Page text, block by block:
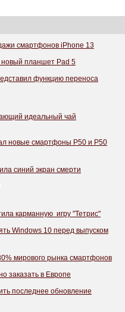
смартфонов iPhone 13
новый планшет Pad 5
функцию переноса
идеальный чай
новые смартфоны P50 и P50
синий экран смерти
карманную игру "Тетрис"
Windows 10 перед выпуском
мирового рынка смартфонов
заказать в Европе
последнее обновление